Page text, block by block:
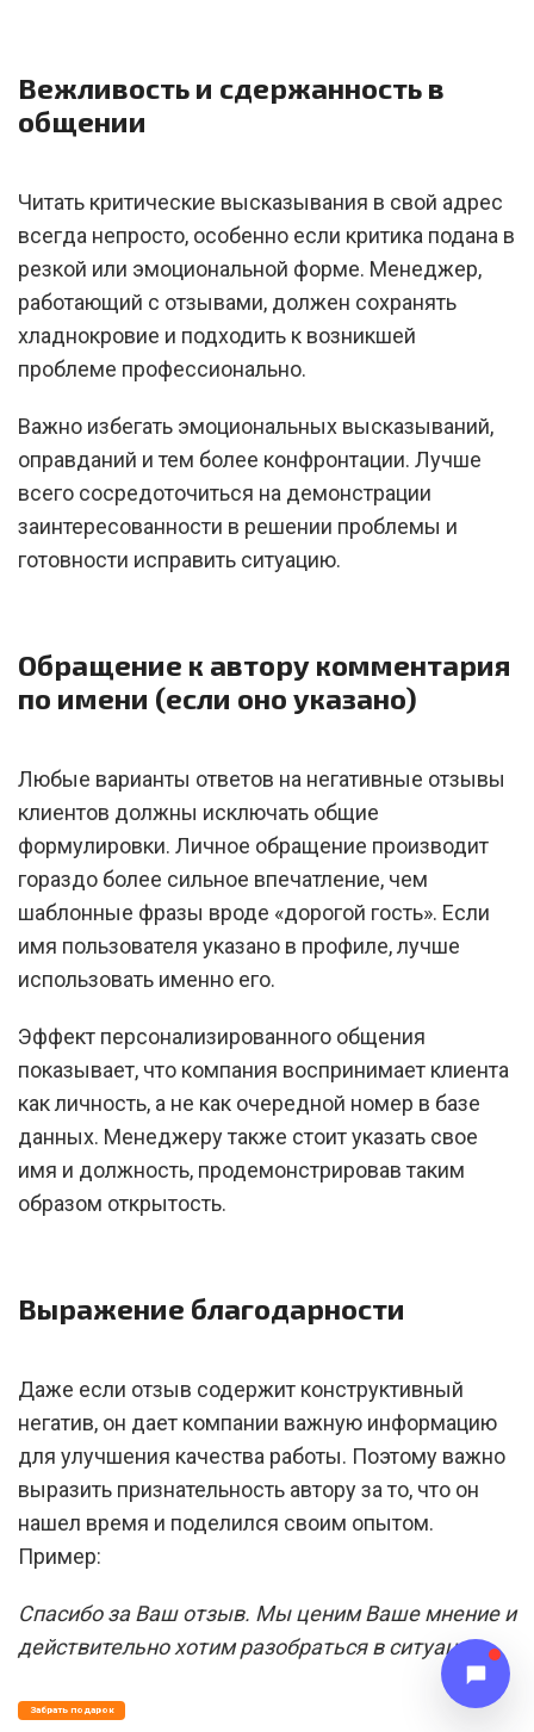
Вежливость и сдержанность в
общении
Читать критические высказывания в свой адрес
всегда непросто, особенно если критика подана в
резкой или эмоциональной форме. Менеджер,
работающий с отзывами, должен сохранять
хладнокровие и подходить к возникшей
проблеме профессионально.
Важно избегать эмоциональных высказываний,
оправданий и тем более конфронтации. Лучше
всего сосредоточиться на демонстрации
заинтересованности в решении проблемы и
готовности исправить ситуацию.
Обращение к автору комментария
по имени (если оно указано)
Любые варианты ответов на негативные отзывы
клиентов должны исключать общие
формулировки. Личное обращение производит
гораздо более сильное впечатление, чем
шаблонные фразы вроде «дорогой гость». Если
имя пользователя указано в профиле, лучше
использовать именно его.
Эффект персонализированного общения
показывает, что компания воспринимает клиента
как личность, а не как очередной номер в базе
данных. Менеджеру также стоит указать свое
имя и должность, продемонстрировав таким
образом открытость.
Выражение благодарности
Даже если отзыв содержит конструктивный
негатив, он дает компании важную информацию
для улучшения качества работы. Поэтому важно
выразить признательность автору за то, что он
нашел время и поделился своим опытом.
Пример:
Спасибо за Ваш отзыв. Мы ценим Ваше мнение и
действительно хотим разобраться в ситуации.
Забрать подарок